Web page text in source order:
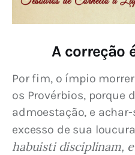
A correção
Por fim, o ímpio
os Provérbios, porque
admoestação, e
excesso de sua
habuisti disciplinam,